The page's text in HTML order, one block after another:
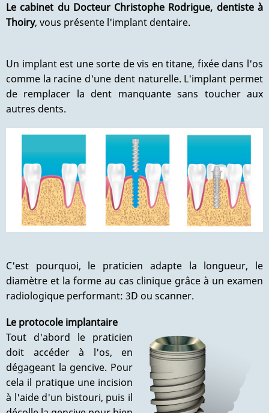
Le cabinet du Docteur Christophe Rodrigue, dentiste à
Thoiry, vous présente l'implant dentaire.
Un implant est une sorte de vis en titane, fixée dans l'os
comme la racine d'une dent naturelle. L'implant permet
de remplacer la dent manquante sans toucher aux
autres dents.
C'est pourquoi, le praticien adapte la longueur, le
diamètre et la forme au cas clinique grâce à un examen
radiologique performant: 3D ou scanner.
Le protocole implantaire
Tout d'abord le praticien
doit accéder à l'os, en
dégageant la gencive. Pour
cela il pratique une incision
à l'aide d'un bistouri, puis il